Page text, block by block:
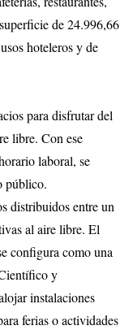
de 24.996,66
hoteleros y de
para disfrutar del
libre. Con ese
laboral, se
público.
distribuidos entre un
al aire libre. El
configura como una
y
instalaciones
ferias o actividades